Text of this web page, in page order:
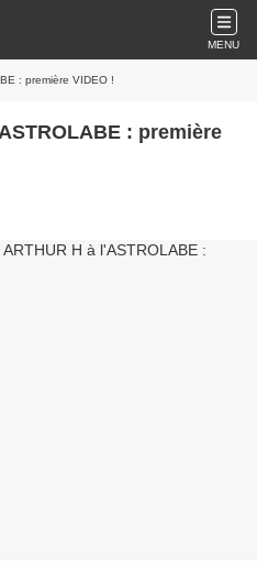
MENU
: première VIDEO !
: première